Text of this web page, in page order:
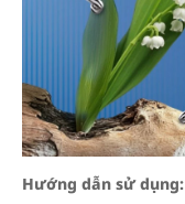
Hướng dẫn sử dụng: